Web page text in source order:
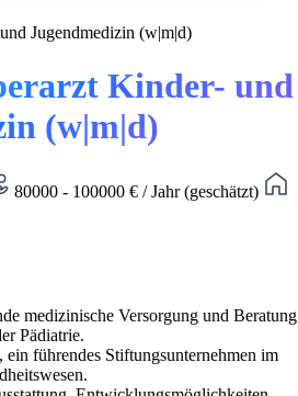
Jugendmedizin (w|m|d)
Kinder- und
(w|m|d)
80000 - 100000 € / Jahr (geschätzt)
medizinische Versorgung und Beratung
Pädiatrie.
ein führendes Stiftungsunternehmen im